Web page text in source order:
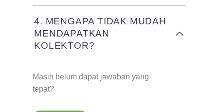
4. MENGAPA TIDAK MUDAH
MENDAPATKAN
KOLEKTOR?
Masih belum dapat jawaban yang
tepat?